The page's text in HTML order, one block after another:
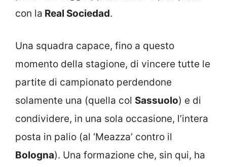
con la Real Sociedad.
Una squadra capace, fino a questo
momento della stagione, di vincere tutte le
partite di campionato perdendone
solamente una (quella col Sassuolo) e di
condividere, in una sola occasione, l’intera
posta in palio (al ‘Meazza’ contro il
Bologna). Una formazione che, sin qui, ha